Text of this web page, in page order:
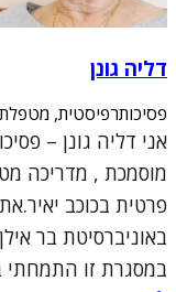
דליה גונן
פסיכותרפיסטית,
אני דליה גונן –
מוסמכת , מדריכה
פרטית בכוכב
במסגרת זו התמחתי